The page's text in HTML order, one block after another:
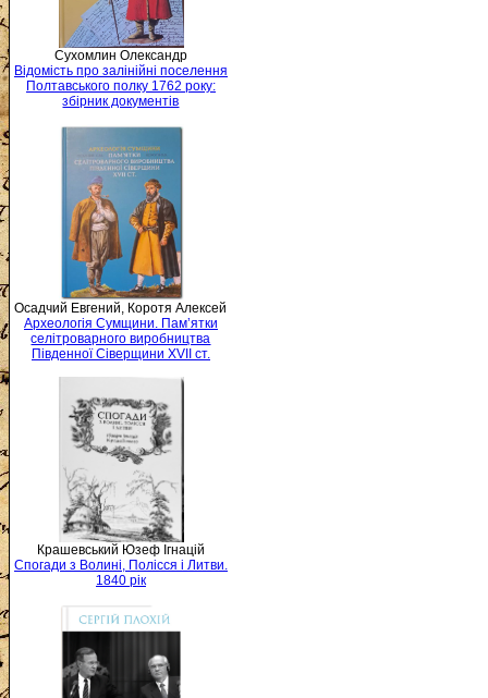
Сухомлин Олександр
Відомість про залінійні поселення
Полтавського полку 1762 року:
збірник документів
Осадчий Евгений, Коротя Алексей
Археологія Сумщини. Пам’ятки
селітроварного виробництва
Південної Сіверщини XVII ст.
Крашевський Юзеф Ігнацій
Спогади з Волині, Полісся і Литви.
1840 рік